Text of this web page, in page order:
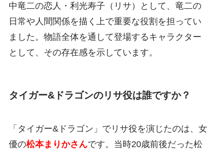
中竜二の恋人・利光寿子（リサ）として、竜二の
日常や人間関係を描く上で重要な役割を担ってい
ました。物語全体を通して登場するキャラクター
として、その存在感を示しています。
タイガー&ドラゴンのリサ役は誰ですか？
「タイガー&ドラゴン」でリサ役を演じたのは、女
優の松本まりかさんです。当時20歳前後だった松